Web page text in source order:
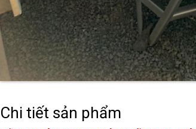
Chi tiết sản phẩm